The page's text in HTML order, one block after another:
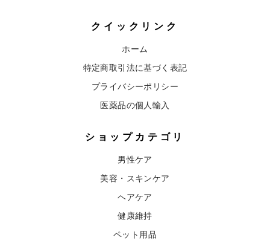
クイックリンク
ホーム
特定商取引法に基づく表記
プライバシーポリシー
医薬品の個人輸入
ショップカテゴリ
男性ケア
美容・スキンケア
ヘアケア
健康維持
ペット用品